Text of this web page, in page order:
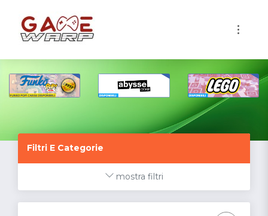
Filtri E Categorie
mostra filtri